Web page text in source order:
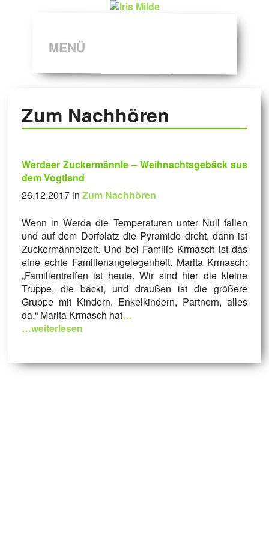
MENÜ
Zum Nachhören
Werdaer Zuckermännle – Weihnachtsgebäck aus
dem Vogtland
26.12.2017 in Zum Nachhören
Wenn in Werda die Temperaturen unter Null fallen
und auf dem Dorfplatz die Pyramide dreht, dann ist
Zuckermännelzeit. Und bei Familie Krmasch ist das
eine echte Familienangelegenheit. Marita Krmasch:
„Familientreffen ist heute. Wir sind hier die kleine
Truppe, die bäckt, und draußen ist die größere
Gruppe mit Kindern, Enkelkindern, Partnern, alles
da.“ Marita Krmasch hat…
…weiterlesen